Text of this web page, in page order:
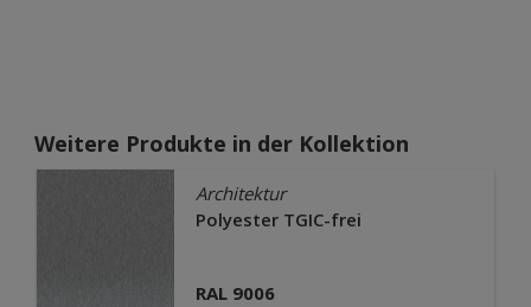
Weitere Produkte in der Kollektion
Architektur
Polyester TGIC-frei
RAL 9006